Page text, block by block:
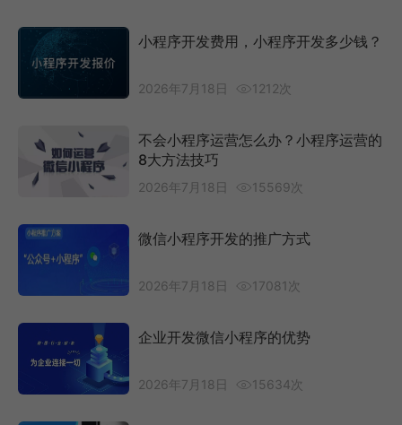
小程序开发费用，小程序开发多少钱？
2026年7月18日 1212次
不会小程序运营怎么办？小程序运营的
8大方法技巧
2026年7月18日 15569次
微信小程序开发的推广方式
2026年7月18日 17081次
企业开发微信小程序的优势
2026年7月18日 15634次